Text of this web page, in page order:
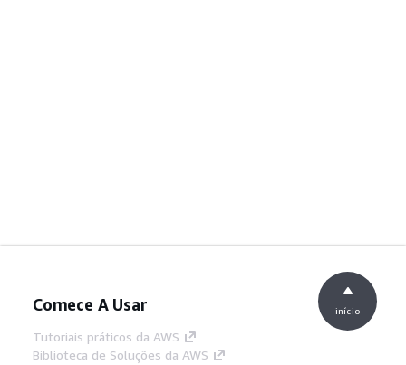
Comece A Usar
Tutoriais práticos da AWS
Biblioteca de Soluções da AWS
início